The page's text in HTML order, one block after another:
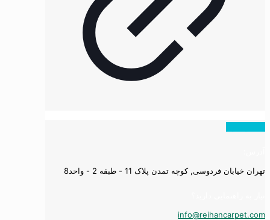
تهران خیابان فردوسی, کوچه تمدن پلاک 11 - طبقه 2 - واحد8
info@reihancarpet.com